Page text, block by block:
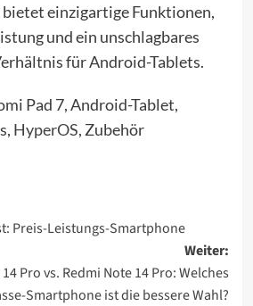
bietet einzigartige Funktionen,
und ein unschlagbares
für Android-Tablets.
Pad 7, Android-Tablet,
HyperOS, Zubehör
Preis-Leistungs-Smartphone
Weiter:
Pro vs. Redmi Note 14 Pro: Welches
Smartphone ist die bessere Wahl?